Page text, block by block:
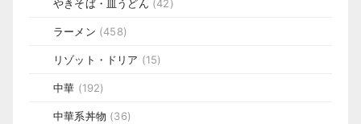
やきそば・皿うどん (42)
ラーメン (458)
リゾット・ドリア (15)
中華 (192)
中華系丼物 (36)